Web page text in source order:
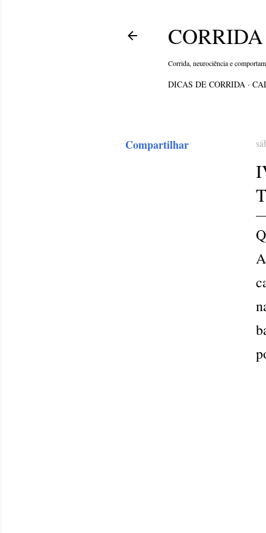
Corrida, neurociência e
DICAS DE CORRIDA
Compartilhar